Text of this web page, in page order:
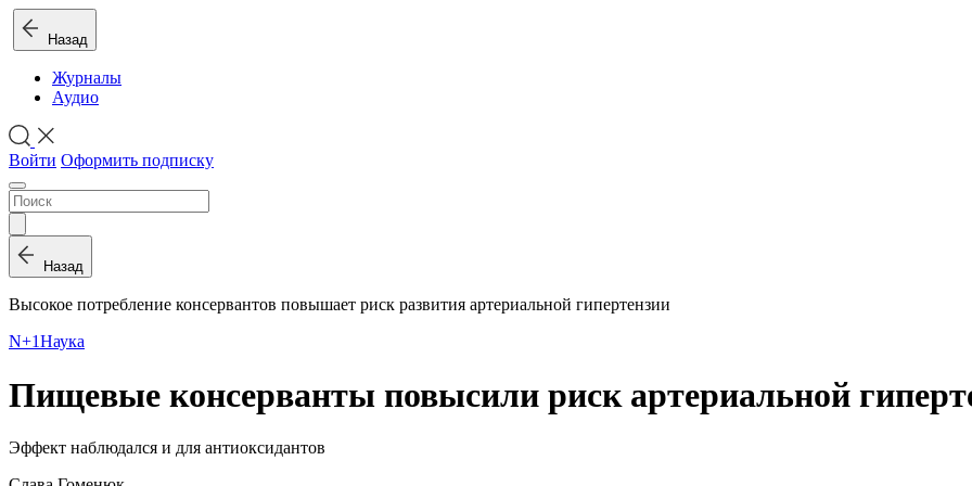
Назад
Журналы
Аудио
Войти Оформить подписку
Назад
Высокое потребление консервантов повышает риск развития артериальной гипертензии
N+1Наука
Пищевые консерванты повысили риск артериальной
Эффект наблюдался и для антиоксидантов